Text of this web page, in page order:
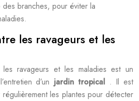
branches, pour éviter la
les ravageurs et les
ravageurs et les maladies est un
d’un jardin tropical . Il est
les plantes pour détecter